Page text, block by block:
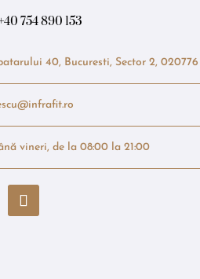
754 890 153
40, Bucuresti, Sector 2, 020776
vineri, de la 08:00 la 21:00